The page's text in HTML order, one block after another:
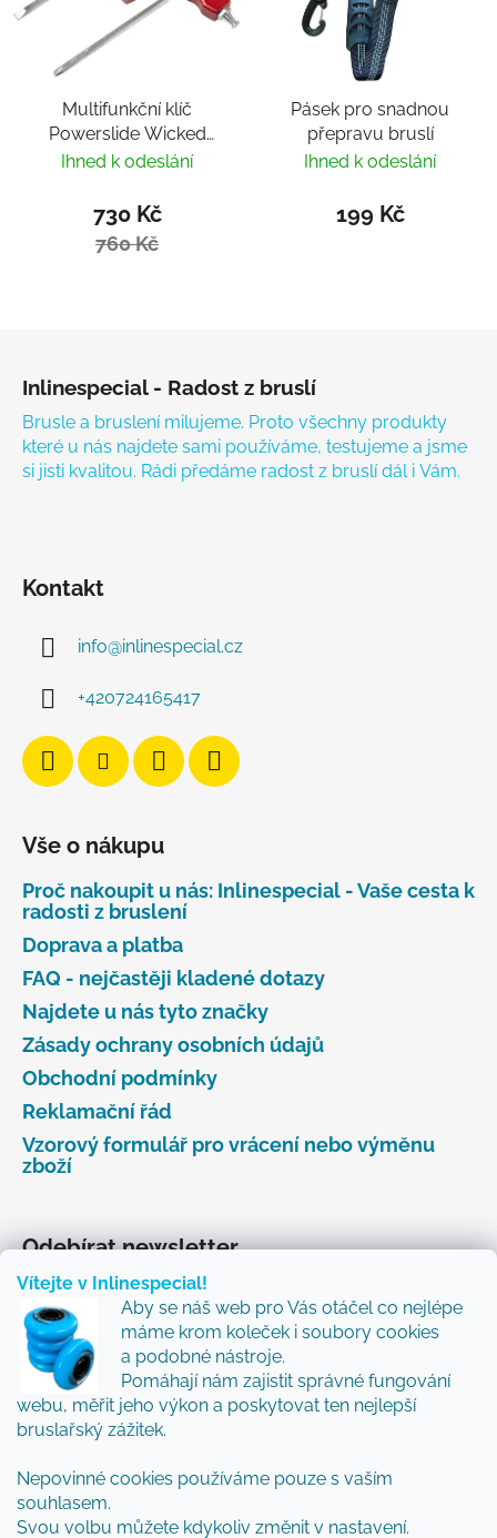
Vítejte v Inlinespecial!
Aby se náš web pro Vás otáčel co nejlépe
máme krom koleček i soubory cookies
a podobné nástroje.
Pomáhají nám zajistit správné fungování
webu, měřit jeho výkon a poskytovat ten nejlepší
bruslařský zážitek.
Nepovinné cookies používáme pouze s vaším
souhlasem.
Svou volbu můžete kdykoliv změnit v nastavení.
Multifunkční klíč
Powerslide Wicked
Hardcore Tool
Ihned k odeslání
730 Kč
760 Kč
Pásek pro snadnou
přepravu bruslí
Ihned k odeslání
199 Kč
Inlinespecial - Radost z bruslí
Brusle a bruslení milujeme. Proto všechny produkty
které u nás najdete sami používáme, testujeme a jsme
si jisti kvalitou. Rádi předáme radost z bruslí dál i Vám.
Kontakt
info@inlinespecial.cz
+420724165417
Vše o nákupu
Proč nakoupit u nás: Inlinespecial - Vaše cesta k
radosti z bruslení
Doprava a platba
FAQ - nejčastěji kladené dotazy
Najdete u nás tyto značky
Zásady ochrany osobních údajů
Obchodní podmínky
Reklamační řád
Vzorový formulář pro vrácení nebo výměnu
zboží
Odebírat newsletter
Vložte svůj e-mail a my vám budeme zasílat informace
o nových produktech na našem e-shopu.
Přidejte se k nám a my Vám budeme zasílat ty nejlepší
novinky a tipy.
E-mail
Vložením e-mailu souhlasíte spodmínkami
ochrany osobních údajů